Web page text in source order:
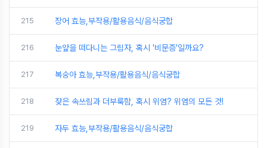
215 장어 효능,부작용/활용음식/음식궁합
216 눈앞을 떠다니는 그림자, 혹시 '비문증'일까요?
217 복숭아 효능,부작용/활용음식/음식궁합
218 잦은 속쓰림과 더부룩함, 혹시 위염? 위염의 모든 것!
219 자두 효능,부작용/활용음식/음식궁합